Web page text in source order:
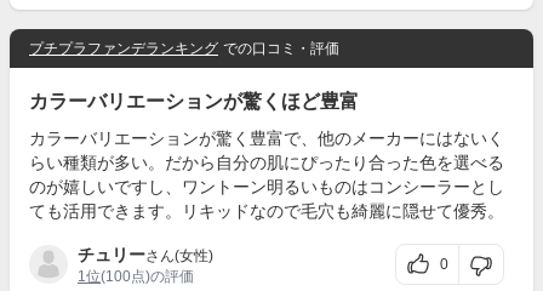
プチプラファンデランキング での口コミ・評価
カラーバリエーションが驚くほど豊富
カラーバリエーションが驚く豊富で、他のメーカーにはないく
らい種類が多い。だから自分の肌にぴったり合った色を選べる
のが嬉しいですし、ワントーン明るいものはコンシーラーとし
ても活用できます。リキッドなので毛穴も綺麗に隠せて優秀。
チュリーさん(女性)
1位(100点)の評価
0